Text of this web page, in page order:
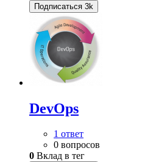
Подписаться 3k
DevOps
1 ответ
0 вопросов
0 Вклад в тег